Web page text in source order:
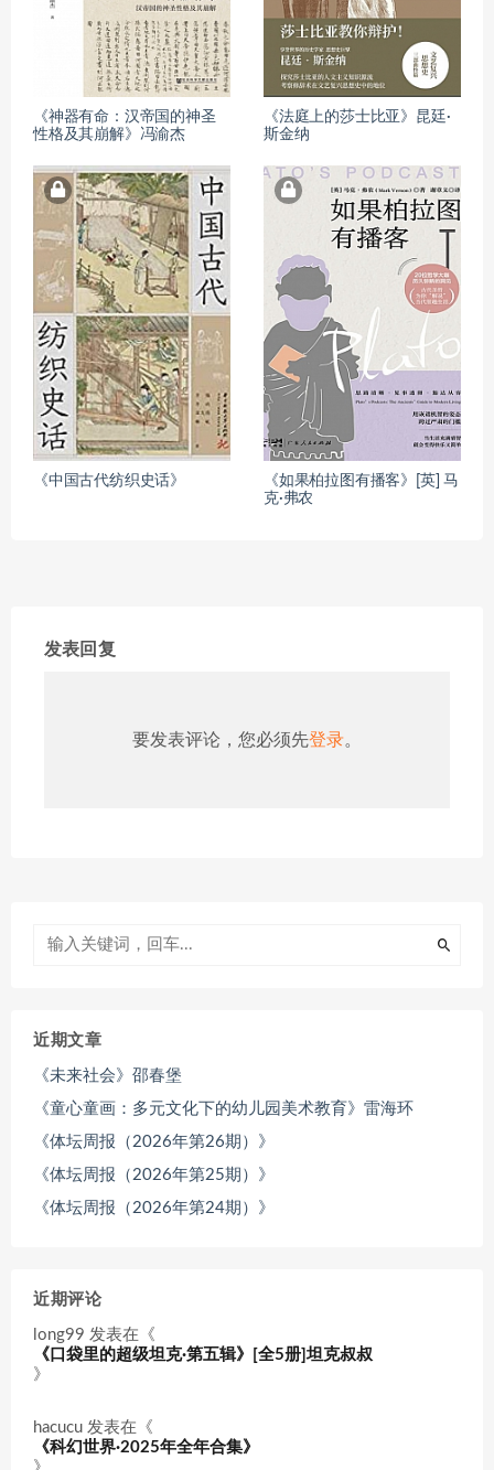
《神器有命：汉帝国的神圣
性格及其崩解》冯渝杰
《法庭上的莎士比亚》昆廷·
斯金纳
《中国古代纺织史话》
《如果柏拉图有播客》[英] 马
克·弗农
发表回复
要发表评论，您必须先登录。
近期文章
《未来社会》邵春堡
《童心童画：多元文化下的幼儿园美术教育》雷海环
《体坛周报（2026年第26期）》
《体坛周报（2026年第25期）》
《体坛周报（2026年第24期）》
近期评论
long99 发表在《
《口袋里的超级坦克·第五辑》[全5册]坦克叔叔
》
hacucu 发表在《
《科幻世界·2025年全年合集》